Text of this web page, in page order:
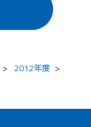
> 2012年度 >